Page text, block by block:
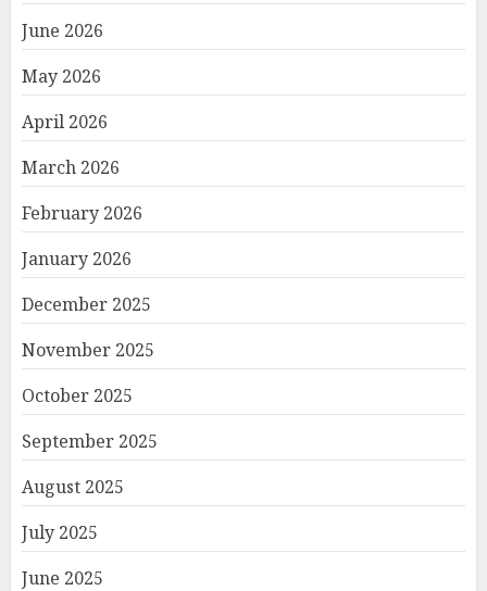
June 2026
May 2026
April 2026
March 2026
February 2026
January 2026
December 2025
November 2025
October 2025
September 2025
August 2025
July 2025
June 2025